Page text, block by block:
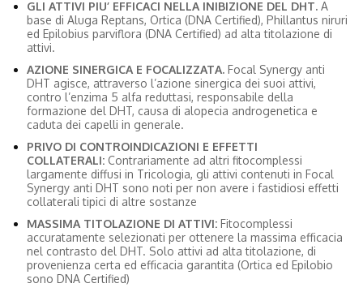
GLI ATTIVI PIU’ EFFICACI NELLA INIBIZIONE DEL DHT. A
base di Aluga Reptans, Ortica (DNA Certified), Phillantus niruri
ed Epilobius parviflora (DNA Certified) ad alta titolazione di
attivi.
AZIONE SINERGICA E FOCALIZZATA. Focal Synergy anti
DHT agisce, attraverso l’azione sinergica dei suoi attivi,
contro l’enzima 5 alfa reduttasi, responsabile della
formazione del DHT, causa di alopecia androgenetica e
caduta dei capelli in generale.
PRIVO DI CONTROINDICAZIONI E EFFETTI
COLLATERALI: Contrariamente ad altri fitocomplessi
largamente diffusi in Tricologia, gli attivi contenuti in Focal
Synergy anti DHT sono noti per non avere i fastidiosi effetti
collaterali tipici di altre sostanze
MASSIMA TITOLAZIONE DI ATTIVI: Fitocomplessi
accuratamente selezionati per ottenere la massima efficacia
nel contrasto del DHT. Solo attivi ad alta titolazione, di
provenienza certa ed efficacia garantita (Ortica ed Epilobio
sono DNA Certified)